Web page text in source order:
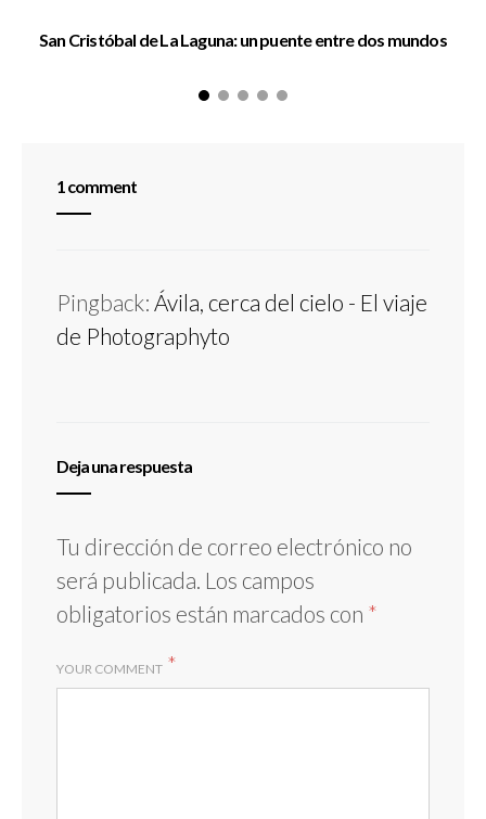
San Cristóbal de La Laguna: un puente entre dos mundos
1 comment
Pingback: Ávila, cerca del cielo - El viaje
de Photographyto
Deja una respuesta
Tu dirección de correo electrónico no
será publicada. Los campos
obligatorios están marcados con *
YOUR COMMENT *